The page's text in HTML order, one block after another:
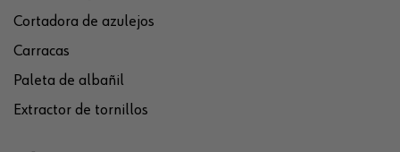
Cortadora de azulejos
Carracas
Paleta de albañil
Extractor de tornillos